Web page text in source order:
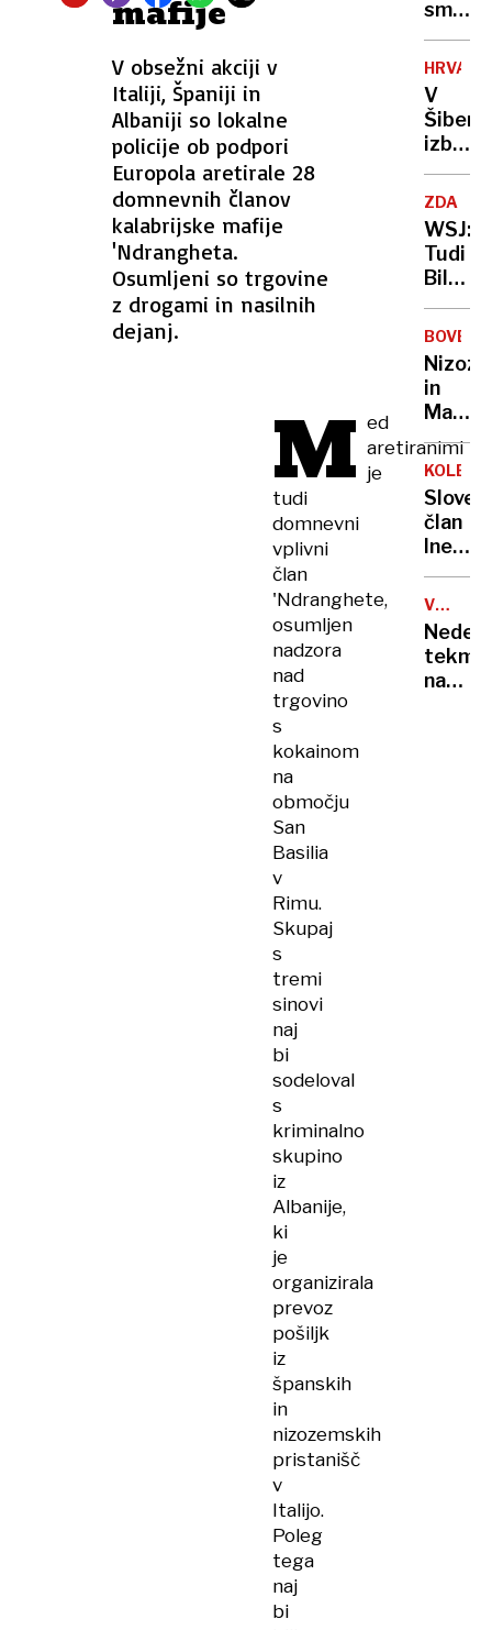
mafije
V obsežni akciji v
Italiji, Španiji in
Albaniji so lokalne
policije ob podpori
Europola aretirale 28
domnevnih članov
kalabrijske mafije
'Ndrangheta.
Osumljeni so trgovine
z drogami in nasilnih
dejanj.
M ed
aretiranimi
je
tudi
domnevni
vplivni
član
'Ndranghete,
osumljen
nadzora
nad
trgovino
s
kokainom
na
območju
San
Basilia
v
Rimu.
Skupaj
s
tremi
sinovi
naj
bi
sodeloval
s
kriminalno
skupino
iz
Albanije,
ki
je
organizirala
prevoz
pošiljk
iz
španskih
in
nizozemskih
pristanišč
v
Italijo.
Poleg
tega
naj
bi
po
dveh
napada
psov
na
84-
letnico
V
požar,
gasilci:
je
resno!"
ZDA
WSJ:
Tudi
Bill
Clinton
je
pošiljal
BOVEC
in
sta
se
pri
na
istem
kamnu
član
Ineosa
po
stikih
z
V
HIPU
tekmo
na